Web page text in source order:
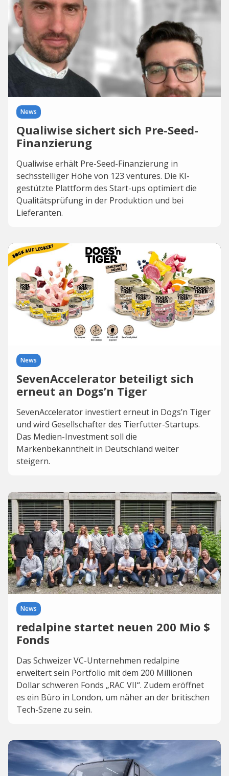
News
Qualiwise sichert sich Pre-Seed-
Finanzierung
Qualiwise erhält Pre-Seed-Finanzierung in
sechsstelliger Höhe von 123 ventures. Die KI-
gestützte Plattform des Start-ups optimiert die
Qualitätsprüfung in der Produktion und bei
Lieferanten.
News
SevenAccelerator beteiligt sich
erneut an Dogs’n Tiger
SevenAccelerator investiert erneut in Dogs’n Tiger
und wird Gesellschafter des Tierfutter-Startups.
Das Medien-Investment soll die
Markenbekanntheit in Deutschland weiter
steigern.
News
redalpine startet neuen 200 Mio $
Fonds
Das Schweizer VC-Unternehmen redalpine
erweitert sein Portfolio mit dem 200 Millionen
Dollar schweren Fonds „RAC VII“. Zudem eröffnet
es ein Büro in London, um näher an der britischen
Tech-Szene zu sein.